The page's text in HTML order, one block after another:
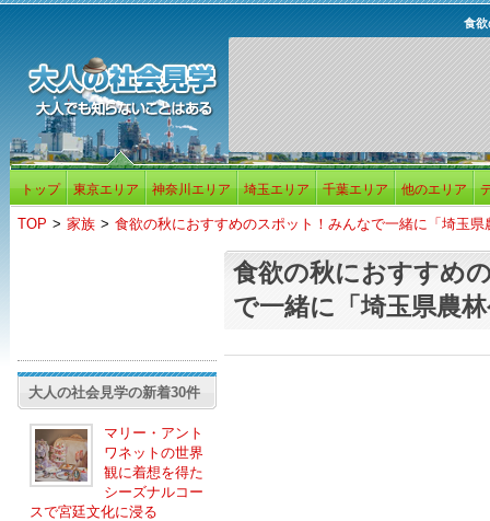
食欲
トップ 東京エリア 神奈川エリア 埼玉エリア 千葉エリア 他のエリア
TOP > 家族 > 食欲の秋におすすめのスポット！みんなで一緒に「埼玉県
大人の社会見学の新着30件
マリー・アント
ワネットの世界
観に着想を得た
シーズナルコー
スで宮廷文化に浸る
食欲の秋におすすめ
で一緒に「埼玉県農